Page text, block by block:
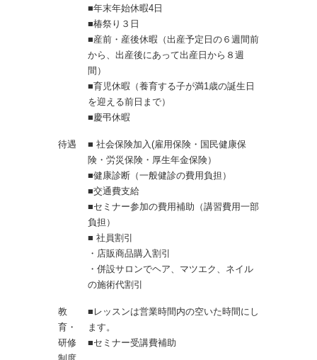
■年末年始休暇4日
■椿祭り３日
■産前・産後休暇（出産予定日の６週間前
から、出産後にあって出産日から８週
間）
■育児休暇（養育する子が満1歳の誕生日
を迎える前日まで）
■慶弔休暇
待遇
■ 社会保険加入(雇用保険・国民健康保
険・労災保険・厚生年金保険）
■健康診断（一般健診の費用負担）
■交通費支給
■セミナー参加の費用補助（講習費用一部
負担）
■ 社員割引
・店販商品購入割引
・併設サロンでヘア、マツエク、ネイル
の施術代割引
教
育・
研修
■レッスンは営業時間内の空いた時間にし
ます。
■セミナー受講費補助